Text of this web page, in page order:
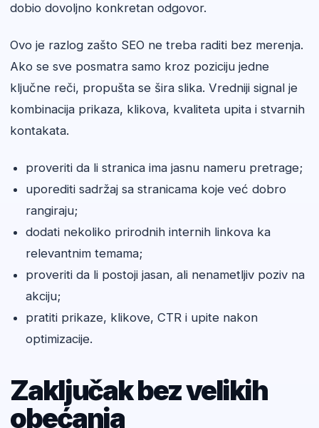
dobio dovoljno konkretan odgovor.
Ovo je razlog zašto SEO ne treba raditi bez merenja.
Ako se sve posmatra samo kroz poziciju jedne
ključne reči, propušta se šira slika. Vredniji signal je
kombinacija prikaza, klikova, kvaliteta upita i stvarnih
kontakata.
proveriti da li stranica ima jasnu nameru pretrage;
uporediti sadržaj sa stranicama koje već dobro
rangiraju;
dodati nekoliko prirodnih internih linkova ka
relevantnim temama;
proveriti da li postoji jasan, ali nenametljiv poziv na
akciju;
pratiti prikaze, klikove, CTR i upite nakon
optimizacije.
Zaključak bez velikih
obećanja